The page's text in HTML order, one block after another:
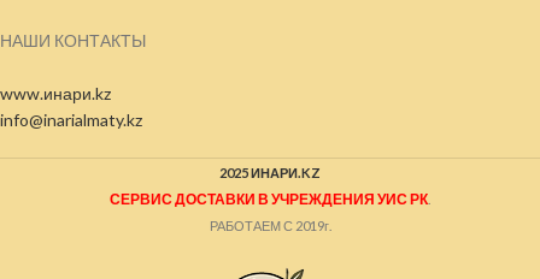
НАШИ КОНТАКТЫ
www.инари.kz
info@inarialmaty.kz
2025 ИНАРИ.KZ
СЕРВИС ДОСТАВКИ В УЧРЕЖДЕНИЯ УИС РК
РАБОТАЕМ С 2019г.